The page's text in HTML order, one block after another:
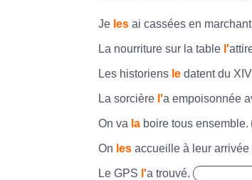
Je lesai cassées en
La nourriture sur la table l'
Les historiens ledatent du
La sorcière l'a empoisonnée
On va laboire tous ensemble.
On lesaccueille à leur arrivée
Le GPS l'a trouvé.